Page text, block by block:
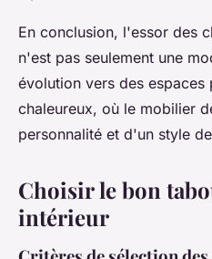
En conclusion, l'essor des
n'est pas seulement une
évolution vers des espaces
chaleureux, où le mobilier
personnalité et d'un style
Choisir le bon
intérieur